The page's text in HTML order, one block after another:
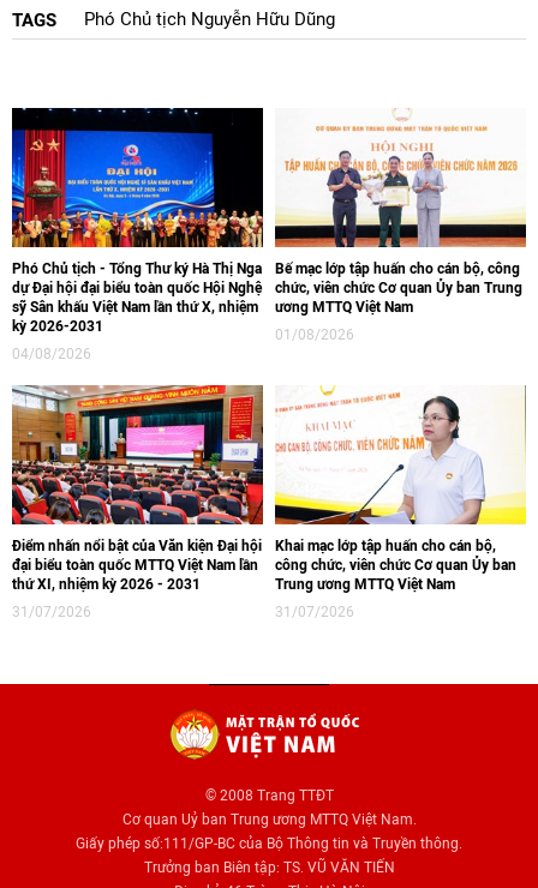
TAGS Phó Chủ tịch Nguyễn Hữu Dũng
Phó Chủ tịch - Tổng Thư ký Hà Thị Nga
dự Đại hội đại biểu toàn quốc Hội Nghệ
sỹ Sân khấu Việt Nam lần thứ X, nhiệm
kỳ 2026-2031
04/08/2026
Bế mạc lớp tập huấn cho cán bộ, công
chức, viên chức Cơ quan Ủy ban Trung
ương MTTQ Việt Nam
01/08/2026
Điểm nhấn nổi bật của Văn kiện Đại hội
đại biểu toàn quốc MTTQ Việt Nam lần
thứ XI, nhiệm kỳ 2026 - 2031
31/07/2026
Khai mạc lớp tập huấn cho cán bộ,
công chức, viên chức Cơ quan Ủy ban
Trung ương MTTQ Việt Nam
31/07/2026
© 2008 Trang TTĐT
Cơ quan Uỷ ban Trung ương MTTQ Việt Nam.
Giấy phép số:111/GP-BC của Bộ Thông tin và Truyền thông.
Trưởng ban Biên tập: TS. VŨ VĂN TIẾN